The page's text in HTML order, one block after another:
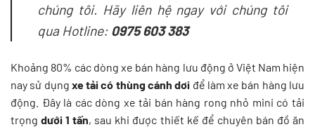
chúng tôi. Hãy liên hệ ngay với chúng tôi
qua Hotline: 0975 603 383
Khoảng 80% các dòng xe bán hàng lưu động ở Việt Nam hiện
nay sử dụng xe tải có thùng cánh dơi để làm xe bán hàng lưu
động. Đây là các dòng xe tải bán hàng rong nhỏ mini có tải
trọngdưới 1 tấn, sau khi được thiết kế để chuyên bán đồ ăn